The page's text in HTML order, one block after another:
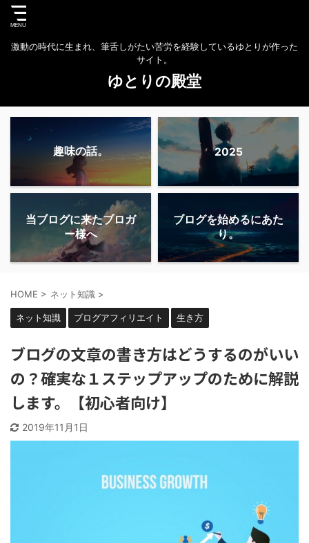
激動の時代に生まれ、筆舌しがたい苦労を経験しているゆとりが作った
サイト。
ゆとりの殿堂
趣味の話。 2025
当ブログに来たブロガ
ー様へ
ブログを始めるにあた
り。
HOME > ネット知識 >
ネット知識 ブログアフィリエイト 生き方
ブログの文章の書き方はどうするのがいい
の？確実な１ステップアップのために解説
します。【初心者向け】
2019年11月1日